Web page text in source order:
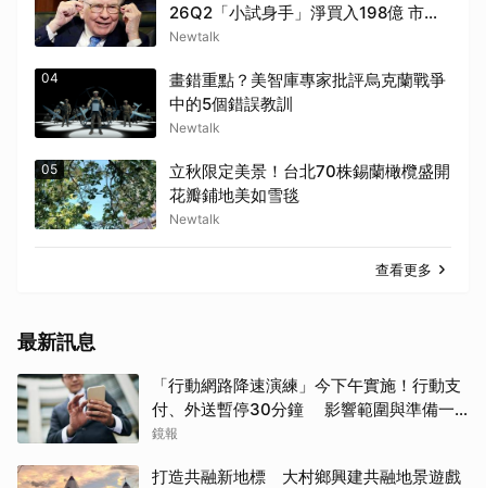
26Q2「小試身手」淨買入198億 市場
解讀或轉向「偏多」
Newtalk
04
畫錯重點？美智庫專家批評烏克蘭戰爭
中的5個錯誤教訓
Newtalk
05
立秋限定美景！台北70株錫蘭橄欖盛開
花瓣鋪地美如雪毯
Newtalk
查看更多
最新訊息
「行動網路降速演練」今下午實施！行動支
付、外送暫停30分鐘 影響範圍與準備一
次看
鏡報
打造共融新地標 大村鄉興建共融地景遊戲